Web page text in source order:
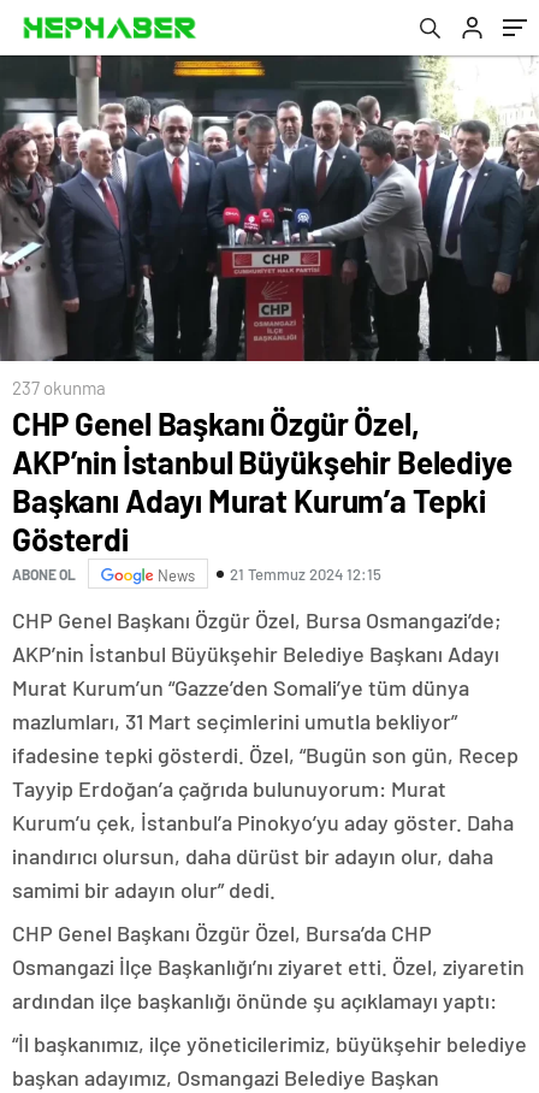
237 okunma
CHP Genel Başkanı Özgür Özel,
AKP’nin İstanbul Büyükşehir Belediye
Başkanı Adayı Murat Kurum’a Tepki
Gösterdi
ABONE OL News 21 Temmuz 2024 12:15
CHP Genel Başkanı Özgür Özel, Bursa Osmangazi’de;
AKP’nin İstanbul Büyükşehir Belediye Başkanı Adayı
Murat Kurum’un “Gazze’den Somali’ye tüm dünya
mazlumları, 31 Mart seçimlerini umutla bekliyor”
ifadesine tepki gösterdi. Özel, “Bugün son gün, Recep
Tayyip Erdoğan’a çağrıda bulunuyorum: Murat
Kurum’u çek, İstanbul’a Pinokyo’yu aday göster. Daha
inandırıcı olursun, daha dürüst bir adayın olur, daha
samimi bir adayın olur” dedi.
CHP Genel Başkanı Özgür Özel, Bursa’da CHP
Osmangazi İlçe Başkanlığı’nı ziyaret etti. Özel, ziyaretin
ardından ilçe başkanlığı önünde şu açıklamayı yaptı:
“İl başkanımız, ilçe yöneticilerimiz, büyükşehir belediye
başkan adayımız, Osmangazi Belediye Başkan